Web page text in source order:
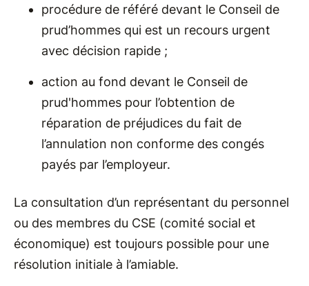
procédure de référé devant le Conseil de
prud’hommes qui est un recours urgent
avec décision rapide ;
action au fond devant le Conseil de
prud'hommes pour l’obtention de
réparation de préjudices du fait de
l’annulation non conforme des congés
payés par l’employeur.
La consultation d’un représentant du personnel
ou des membres du CSE (comité social et
économique) est toujours possible pour une
résolution initiale à l’amiable.